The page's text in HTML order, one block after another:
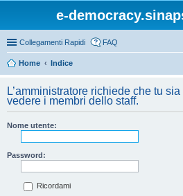
e-
Collegamenti Rapidi FAQ
Home Indice
L’amministratore richiede che tu
vedere i membri dello staff.
Nome utente:
Password:
Ricordami